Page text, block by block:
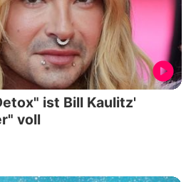
ist Bill Kaulitz'
voll